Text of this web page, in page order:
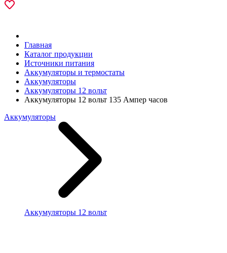
Главная
Каталог продукции
Источники питания
Аккумуляторы и термостаты
Аккумуляторы
Аккумуляторы 12 вольт
Аккумуляторы 12 вольт 135 Ампер часов
Аккумуляторы
Аккумуляторы 12 вольт